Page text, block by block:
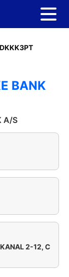
BANK
A/S
2-12, C